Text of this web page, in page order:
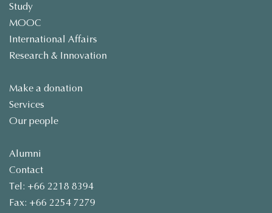
Study
MOOC
International Affairs
Research & Innovation
Make a donation
Services
Our people
Alumni
Contact
Tel: +66 2218 8394
Fax: +66 2254 7279